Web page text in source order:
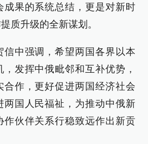
成果的系统总结，更是对新时
质升级的全新谋划。
信中强调，希望两国各界以本
，发挥中俄毗邻和互补优势，
合作，更好促进两国经济社会
两国人民福祉，为推动中俄新
作伙伴关系行稳致远作出新贡